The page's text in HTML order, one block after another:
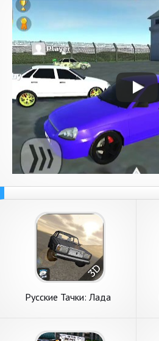
Русские Тачки: Лада